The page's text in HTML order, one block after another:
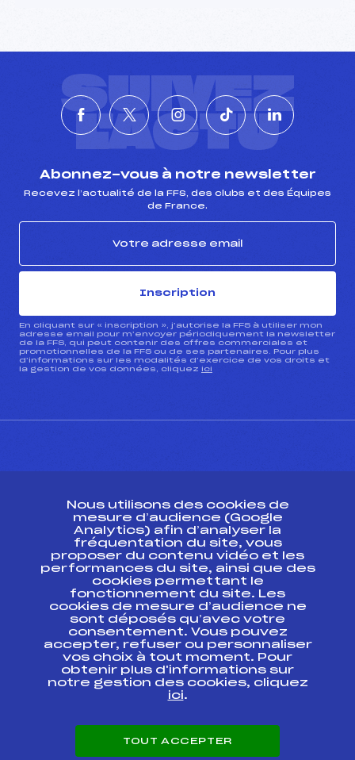
SUIVEZ
L'ACTU
Abonnez-vous à notre newsletter
Recevez l’actualité de la FFS, des clubs et des Équipes
de France.
Inscription
En cliquant sur « inscription », j’autorise la FFS à utiliser mon
adresse email pour m’envoyer périodiquement la newsletter
de la FFS, qui peut contenir des offres commerciales et
promotionnelles de la FFS ou de ses partenaires. Pour plus
d’informations sur les modalités d’exercice de vos droits et
la gestion de vos données, cliquez ici
ESPACE PRESSE
Ressources
Pass’Neige
Projet sportif fédéral
Projet de performance fédéral
Antidopage
Pôle Développement, Formation, Suivi
Scientifique
Listes ministérielles
Pôle vie de l’athlète
Carrières
Nous utilisons des cookies de
mesure d’audience (Google
Analytics) afin d’analyser la
fréquentation du site, vous
proposer du contenu vidéo et les
performances du site, ainsi que des
cookies permettant le
fonctionnement du site. Les
cookies de mesure d’audience ne
sont déposés qu’avec votre
consentement. Vous pouvez
accepter, refuser ou personnaliser
vos choix à tout moment. Pour
obtenir plus d'informations sur
notre gestion des cookies, cliquez
ici.
TOUT ACCEPTER